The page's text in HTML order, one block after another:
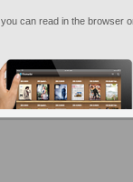
you can read in the browser